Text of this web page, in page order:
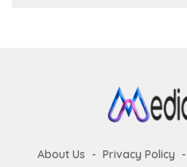
About Us Privacy Policy